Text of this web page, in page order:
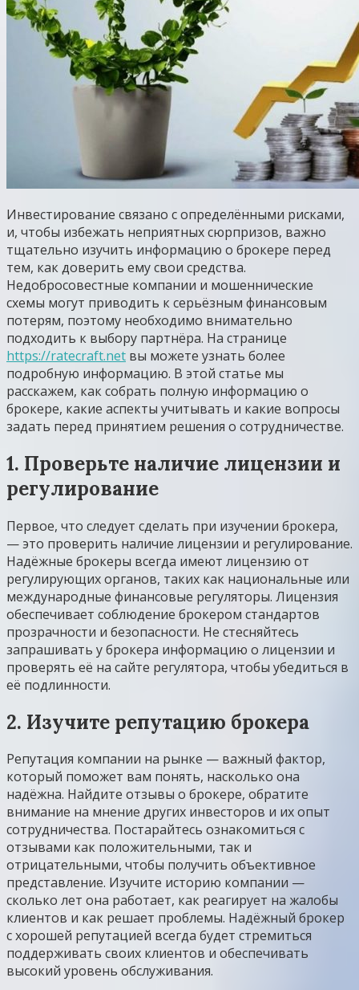
Инвестирование связано с определёнными рисками,
и, чтобы избежать неприятных сюрпризов, важно
тщательно изучить информацию о брокере перед
тем, как доверить ему свои средства.
Недобросовестные компании и мошеннические
схемы могут приводить к серьёзным финансовым
потерям, поэтому необходимо внимательно
подходить к выбору партнёра. На странице
https://ratecraft.net вы можете узнать более
подробную информацию. В этой статье мы
расскажем, как собрать полную информацию о
брокере, какие аспекты учитывать и какие вопросы
задать перед принятием решения о сотрудничестве.
1. Проверьте наличие лицензии и
регулирование
Первое, что следует сделать при изучении брокера,
— это проверить наличие лицензии и регулирование.
Надёжные брокеры всегда имеют лицензию от
регулирующих органов, таких как национальные или
международные финансовые регуляторы. Лицензия
обеспечивает соблюдение брокером стандартов
прозрачности и безопасности. Не стесняйтесь
запрашивать у брокера информацию о лицензии и
проверять её на сайте регулятора, чтобы убедиться в
её подлинности.
2. Изучите репутацию брокера
Репутация компании на рынке — важный фактор,
который поможет вам понять, насколько она
надёжна. Найдите отзывы о брокере, обратите
внимание на мнение других инвесторов и их опыт
сотрудничества. Постарайтесь ознакомиться с
отзывами как положительными, так и
отрицательными, чтобы получить объективное
представление. Изучите историю компании —
сколько лет она работает, как реагирует на жалобы
клиентов и как решает проблемы. Надёжный брокер
с хорошей репутацией всегда будет стремиться
поддерживать своих клиентов и обеспечивать
высокий уровень обслуживания.